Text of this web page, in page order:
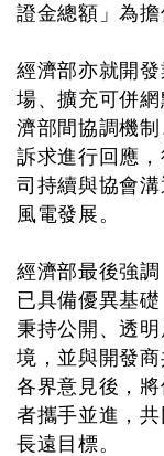
證金總額」為擔
經濟部亦就開
場、擴充可併
濟部間協調機
訴求進行回應
司持續與協會
風電發展。
經濟部最後強
已具備優異基
秉持公開、透
境，並與開發
各界意見後，
者攜手並進，
長遠目標。